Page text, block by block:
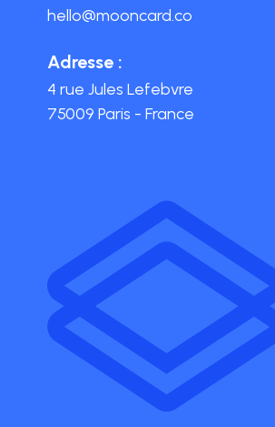
hello@mooncard.co
Adresse :
4 rue Jules Lefebvre
75009 Paris - France